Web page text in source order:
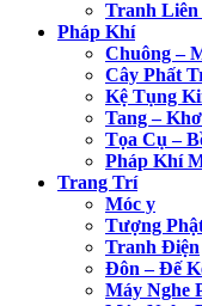
Tranh
Pháp Khí
Chuông –
Cây Phất
Kệ Tụng
Tang –
Tọa Cụ –
Pháp Khí
Trang Trí
Móc y
Tượng
Tranh Điện
Đôn – Đế
Máy Nghe